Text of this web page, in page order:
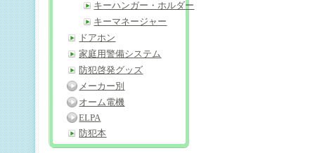
キーハンガー・ホルダー
キーマネージャー
ドアホン
家庭用警備システム
防犯啓発グッズ
メーカー別
オーム電機
ELPA
防犯本